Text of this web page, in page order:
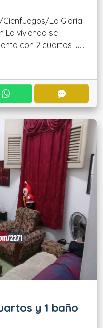
La Gloria.
La vivienda se
con 2 cuartos, u....
CONTACTAR POR
y 1 baño